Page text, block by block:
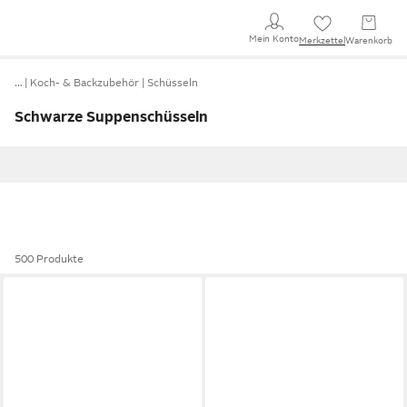
Mein KontoMerkzettel Warenkorb
… Koch- & Backzubehör Schüsseln
Schwarze Suppenschüsseln
500 Produkte